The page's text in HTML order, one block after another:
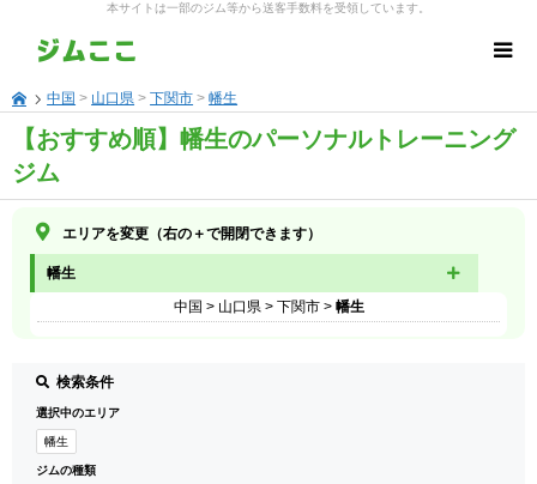
本サイトは一部のジム等から送客手数料を受領しています。
中国 > 山口県 >下関市 >幡生
【おすすめ順】幡生のパーソナルトレーニング
ジム
エリアを変更（右の＋で開閉できます）
幡生
中国 > 山口県> 下関市> 幡生
検索条件
選択中のエリア
幡生
ジムの種類